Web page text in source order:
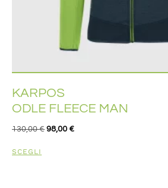
KARPOS
ODLE FLEECE MAN
130,00€ 98,00 €
SCEGLI